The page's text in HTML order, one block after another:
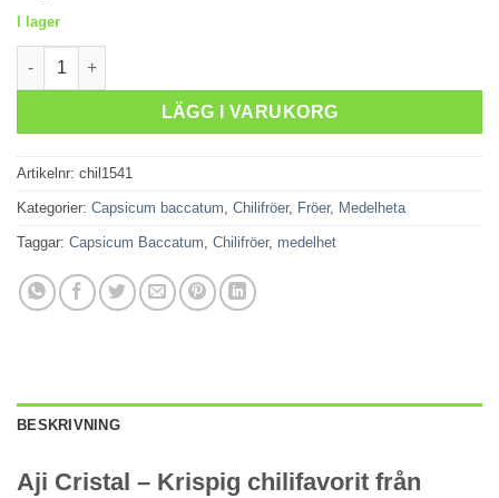
I lager
Aji Cristal mängd
LÄGG I VARUKORG
Artikelnr: chil1541
Kategorier: Capsicum baccatum, Chilifröer, Fröer, Medelheta
Taggar: Capsicum Baccatum, Chilifröer, medelhet
BESKRIVNING
Aji Cristal – Krispig chilifavorit från